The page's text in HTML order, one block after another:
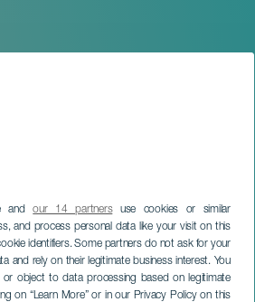
andour 14 partnersuse cookies or similar
and process personal data like your visit on this
identifiers. Some partners do not ask for your
and rely on their legitimate business interest. You
object to data processing based on legitimate
on “Learn More” or in our Privacy Policy on this